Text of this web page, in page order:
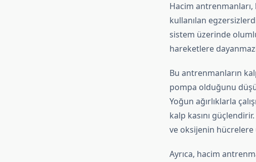
Hacim
kullanılan
sistem üzerinde
hareketlere
Bu antrenmanların
pompa olduğunu
Yoğun ağırlıklarla
kalp kasını
ve oksijenin hücrelere
Ayrıca, hacim